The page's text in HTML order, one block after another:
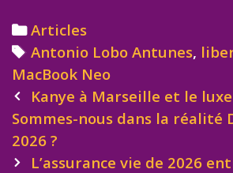
Categories
Articles
Tags
Antonio Lobo Antunes,
MacBook Neo
Post
navigation
Kanye à Marseille et le
Sommes-nous dans la réalité
2026 ?
L’assurance vie de 2026